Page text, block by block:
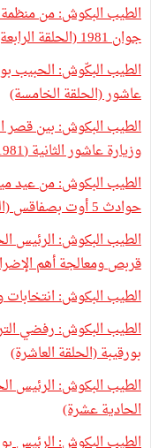
جوان 1981 (الحلقة الرابعة)
الطيب البكّوش: الحبيب
عاشور (الحلقة الخامسة)
وزيارة عاشور الثانية (1981-07-31) (الحلقة السادسة)
الطيب البكوش: من عيد
حوادث 5 أوت بصفاقس (الحلقة السابعة)
الطيب البكوش: الرئيس
قربص ومعالجة أهم
الطيب البكوش: انتخابات
الطيب البكوش: رفضي
بورقيبة (الحلقة العاشرة)
الطيب البكوش: الرئيس
الحادية عشرة)